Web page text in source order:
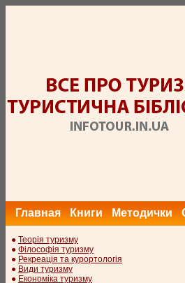
Главная Книги Методички
● Теорія туризму
● Філософія туризму
● Рекреація та курортологія
● Види туризму
● Економіка туризму